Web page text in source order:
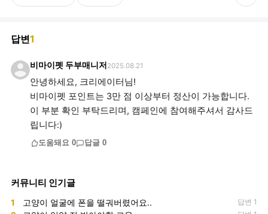
답변1
비마이펫 두부매니저 2025.08.21
안녕하세요, 크리에이터님!
비마이펫 포인트는 3만 점 이상부터 정산이 가능합니다.
이 부분 확인 부탁드리며, 캠페인에 참여해주셔서 감사드
립니다:)
도움돼요 0 답글 0
커뮤니티 인기글
1 고양이 얼굴에 폰을 떨궈버렸어요.. 답변 1